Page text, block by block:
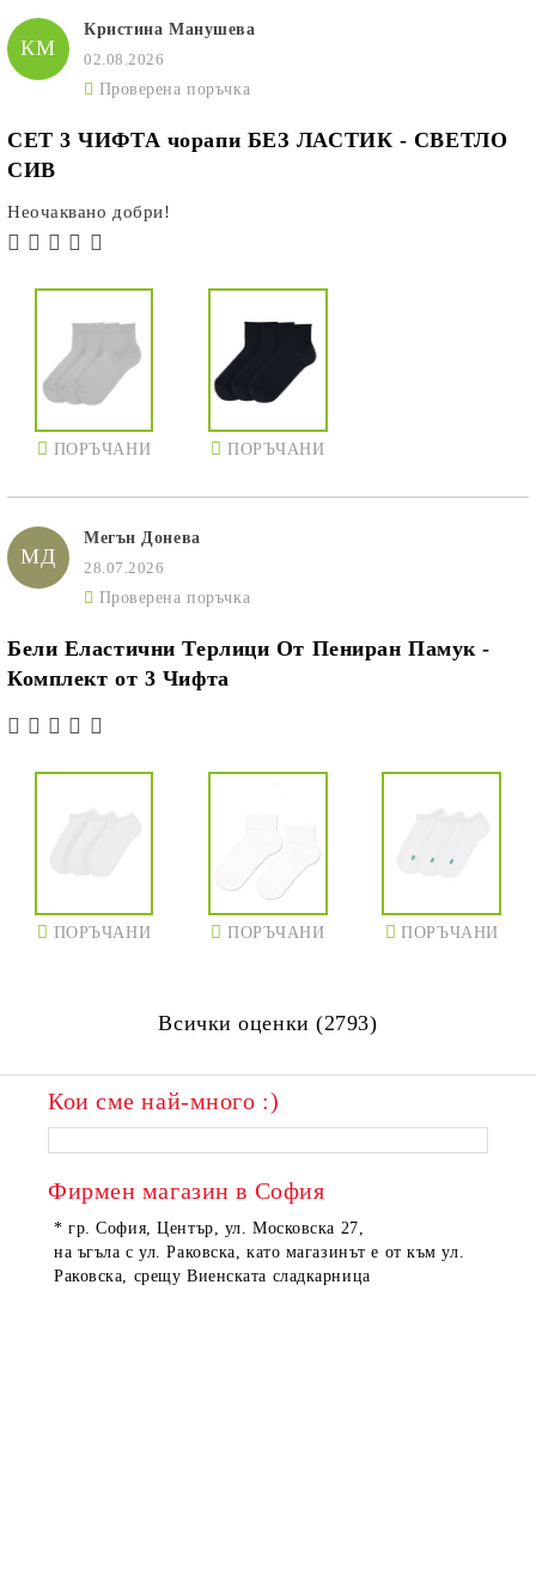
КМ
Кристина Манушева
02.08.2026
Проверена поръчка
СЕТ 3 ЧИФТА чорапи БЕЗ ЛАСТИК - СВЕТЛО
СИВ
Неочаквано добри!
ПОРЪЧАНИ ПОРЪЧАНИ
МД
Мегън Донева
28.07.2026
Проверена поръчка
Бели Еластични Терлици От Пениран Памук -
Комплект от 3 Чифта
ПОРЪЧАНИ ПОРЪЧАНИ ПОРЪЧАНИ
Всички оценки (2793)
Кои сме най-много :)
Фирмен магазин в София
* гр. София, Център, ул. Московска 27,
на ъгъла с ул. Раковска, като магазинът е от към ул.
Раковска, срещу Виенската сладкарница